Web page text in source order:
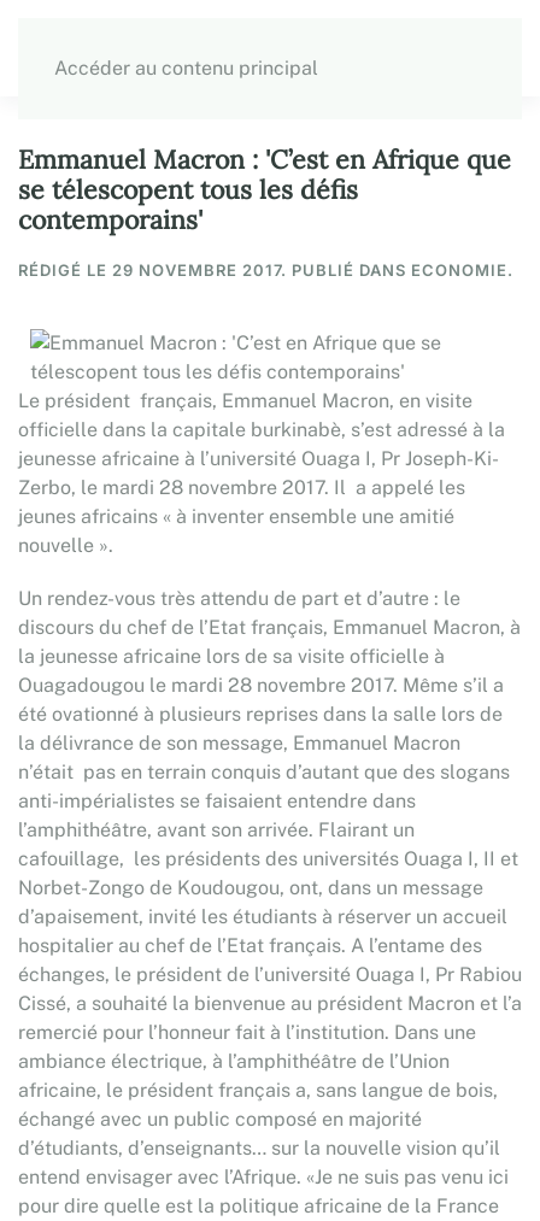
Accéder au contenu principal
Emmanuel Macron : 'C’est en Afrique que
se télescopent tous les défis
contemporains'
RÉDIGÉ LE 29 NOVEMBRE 2017. PUBLIÉ DANS ECONOMIE.
Le président français, Emmanuel Macron, en visite
officielle dans la capitale burkinabè, s’est adressé à la
jeunesse africaine à l’université Ouaga I, Pr Joseph-Ki-
Zerbo, le mardi 28 novembre 2017. Il a appelé les
jeunes africains « à inventer ensemble une amitié
nouvelle ».
Un rendez-vous très attendu de part et d’autre : le
discours du chef de l’Etat français, Emmanuel Macron, à
la jeunesse africaine lors de sa visite officielle à
Ouagadougou le mardi 28 novembre 2017. Même s’il a
été ovationné à plusieurs reprises dans la salle lors de
la délivrance de son message, Emmanuel Macron
n’était pas en terrain conquis d’autant que des slogans
anti-impérialistes se faisaient entendre dans
l’amphithéâtre, avant son arrivée. Flairant un
cafouillage, les présidents des universités Ouaga I, II et
Norbet-Zongo de Koudougou, ont, dans un message
d’apaisement, invité les étudiants à réserver un accueil
hospitalier au chef de l’Etat français. A l’entame des
échanges, le président de l’université Ouaga I, Pr Rabiou
Cissé, a souhaité la bienvenue au président Macron et l’a
remercié pour l’honneur fait à l’institution. Dans une
ambiance électrique, à l’amphithéâtre de l’Union
africaine, le président français a, sans langue de bois,
échangé avec un public composé en majorité
d’étudiants, d’enseignants… sur la nouvelle vision qu’il
entend envisager avec l’Afrique. «Je ne suis pas venu ici
pour dire quelle est la politique africaine de la France